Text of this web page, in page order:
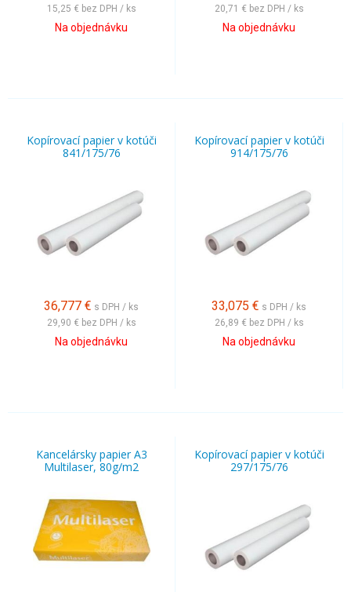
15,25 € bez DPH / ks
Na objednávku
20,71 € bez DPH / ks
Na objednávku
Kopírovací papier v kotúči
841/175/76
36,777 € s DPH / ks
29,90 € bez DPH / ks
Na objednávku
Kopírovací papier v kotúči
914/175/76
33,075 € s DPH / ks
26,89 € bez DPH / ks
Na objednávku
Kancelársky papier A3
Multilaser, 80g/m2
Kopírovací papier v kotúči
297/175/76